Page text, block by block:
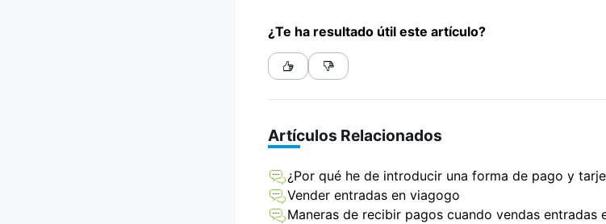
¿Te ha resultado útil este artículo?
Artículos Relacionados
¿Por qué he de introducir una forma de pago y
Vender entradas en viagogo
Maneras de recibir pagos cuando vendas entradas